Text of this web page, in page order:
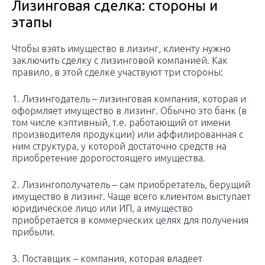
Лизинговая сделка: стороны и
этапы
Чтобы взять имущество в лизинг, клиенту нужно
заключить сделку с лизинговой компанией. Как
правило, в этой сделке участвуют три стороны:
1. Лизингодатель – лизинговая компания, которая и
оформляет имущество в лизинг. Обычно это банк (в
том числе кэптивный, т.е. работающий от имени
производителя продукции) или аффилированная с
ним структура, у которой достаточно средств на
приобретение дорогостоящего имущества.
2. Лизингополучатель – сам приобретатель, берущий
имущество в лизинг. Чаще всего клиентом выступает
юридическое лицо или ИП, а имущество
приобретается в коммерческих целях для получения
прибыли.
3. Поставщик – компания, которая владеет